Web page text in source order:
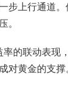
步上行通道
。
率的联动表现
对黄金的支撑